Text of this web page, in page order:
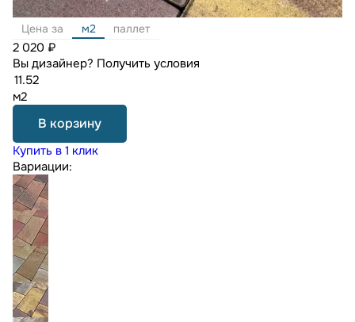
Цена за м2 паллет
2 020 ₽
Вы дизайнер? Получить условия
м2
В корзину
Купить в 1 клик
Вариации: